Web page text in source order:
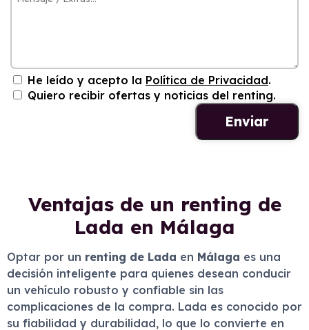
He leído y acepto la Política de Privacidad.
Quiero recibir ofertas y noticias del renting.
Ventajas de un renting de
Lada en Málaga
Optar por un renting de Lada en Málaga es una
decisión inteligente para quienes desean conducir
un vehículo robusto y confiable sin las
complicaciones de la compra. Lada es conocido por
su fiabilidad y durabilidad, lo que lo convierte en